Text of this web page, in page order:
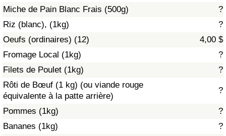
Miche de Pain Blanc Frais (500g)
?
Riz (blanc), (1kg)
?
Oeufs (ordinaires) (12)
4,00 $
Fromage Local (1kg)
?
Filets de Poulet (1kg)
?
Rôti de Bœuf (1 kg) (ou viande rouge
équivalente à la patte arrière)
?
Pommes (1kg)
?
Bananes (1kg)
?
Indice des soins de santé (Actuel)
Indice des soins de santé
Indice des soins de santé par Pays
Pollution